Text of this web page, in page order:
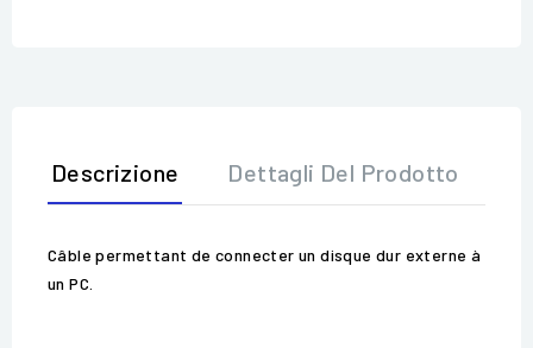
Descrizione Dettagli Del Prodotto
Câble permettant de connecter un disque dur externe à
un PC.